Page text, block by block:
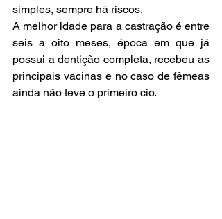
simples, sempre há riscos.
A melhor idade para a castração é entre
seis a oito meses, época em que já
possui a dentição completa, recebeu as
principais vacinas e no caso de fêmeas
ainda não teve o primeiro cio.